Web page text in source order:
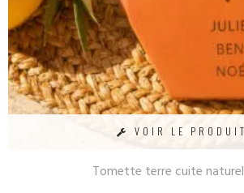
VOIR LE PRODUIT
Tomette terre cuite